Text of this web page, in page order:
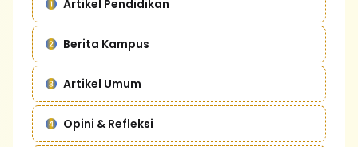
Artikel Pendidikan
Berita Kampus
Artikel Umum
Opini & Refleksi